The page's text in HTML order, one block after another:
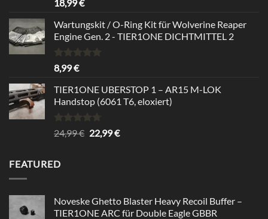
out of 5
18,99€
Wartungskit / O-Ring Kit für Wolverine Reaper
Engine Gen. 2 - TIER1ONE DICHTMITTEL 2
Rated
out of 5
8,99€
TIER1ONE UBERSTOP 1 – AR15 M-LOK
Handstop (6061 T6, eloxiert)
Rated4.67
out of 5
24,99€ Original
22,99€Current
FEATURED
Noveske Ghetto Blaster Heavy Recoil Buffer –
TIER1ONE ARC für Double Eagle GBBR